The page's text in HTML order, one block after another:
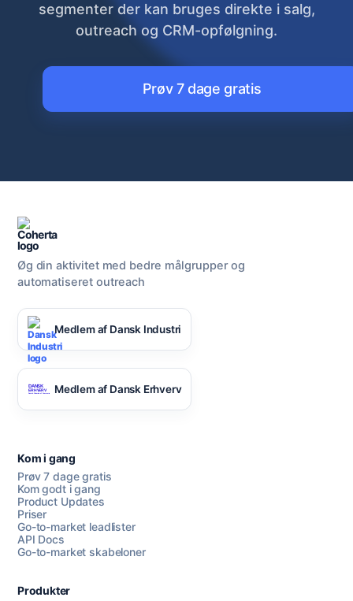
segmenter der kan bruges direkte i salg,
outreach og CRM-opfølgning.
Prøv 7 dage gratis
Øg din aktivitet med bedre målgrupper og
automatiseret outreach
Medlem af Dansk Industri
Medlem af Dansk Erhverv
Kom i gang
Prøv 7 dage gratis
Kom godt i gang
Product Updates
Priser
Go-to-market leadlister
API Docs
Go-to-market skabeloner
Produkter